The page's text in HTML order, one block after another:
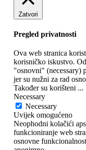
Zatvori
Pregled privatnosti
Ova web stranica
korisničko iskustvo.
"osnovni" (necessary)
jer su nužni za rad
Također su korišteni ...
Necessary
Necessary
Uvijek omogućeno
Neophodni kolačići
funkcioniranje web
osnovne